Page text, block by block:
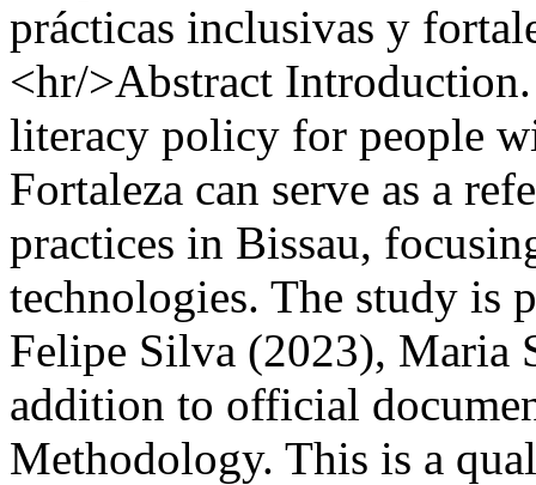
prácticas inclusivas y
<hr/>Abstract
literacy policy for people
Fortaleza can serve as a
practices in Bissau,
technologies. The study is
Felipe Silva (2023), Maria
addition to official
Methodology. This is a